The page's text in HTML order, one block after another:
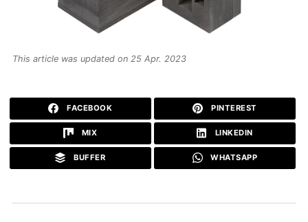
This article was updated on 25 Apr. 2023
FACEBOOK PINTEREST
MIX LINKEDIN
BUFFER WHATSAPP